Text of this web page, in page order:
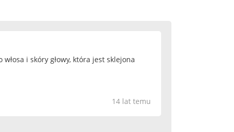
i skóry głowy, która jest sklejona
14 lat temu